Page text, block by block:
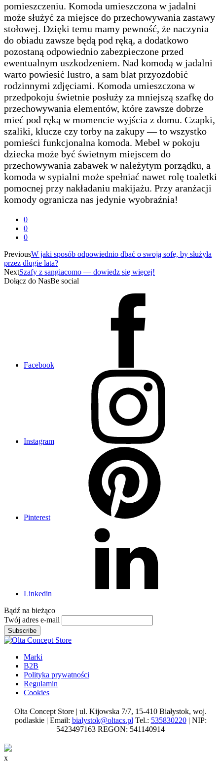
pomieszczeniu. Komoda umieszczona w jadalni
może służyć za miejsce do przechowywania zastawy
stołowej. Dzięki temu mamy pewność, że naczynia
do obiadu zawsze będą pod ręką, a dodatkowo
pozostaną odpowiednio zabezpieczone przed
ewentualnym uszkodzeniem. Nad komodą w jadalni
warto powiesić lustro, a sam blat przyozdobić
rodzinnymi zdjęciami. Komoda umieszczona w
przedpokoju świetnie posłuży za mniejszą szafkę do
przechowywania elementów, które zawsze dobrze
mieć pod ręką w momencie wyjścia z domu. Czapki,
szaliki, klucze czy torby na zakupy — to wszystko
pomieści funkcjonalna komoda. Mebel w pokoju
dziecka może być świetnym miejscem do
przechowywania zabawek w należytym porządku, a
komoda w sypialni może spełniać nawet rolę toaletki
pomocnej przy nakładaniu makijażu. Przy aranżacji
komody ogranicza nas jedynie wyobraźnia!
0
0
0
PreviousW jaki sposób odpowiednio dbać o swoją sofę, by służyła
przez długie lata?
NextSzafy z sangiacomo — dowiedz się więcej!
Dołącz do NasBe social
Facebook
Instagram
Pinterest
Linkedin
Bądź na bieżąco
Twój adres e-mail
Subscribe
Marki
B2B
Polityka prywatności
Regulamin
Cookies
Olta Concept Store | ul. Kijowska 7/7, 15-410 Białystok, woj.
podlaskie | Email: bialystok@oltacs.pl Tel.: 535830220| NIP:
5423497163 REGON: 541140914
x